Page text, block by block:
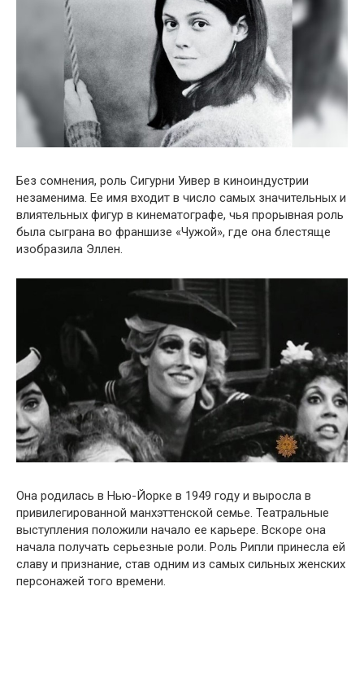
Без сомнения, роль Сигурни Уивер в киноиндустрии
незаменима. Ее имя входит в число самых значительных и
влиятельных фигур в кинематографе, чья прорывная роль
была сыграна во франшизе «Чужой», где она блестяще
изобразила Эллен.
Она родилась в Нью-Йорке в 1949 году и выросла в
привилегированной манхэттенской семье. Театральные
выступления положили начало ее карьере. Вскоре она
начала получать серьезные роли. Роль Рипли принесла ей
славу и признание, став одним из самых сильных женских
персонажей того времени.